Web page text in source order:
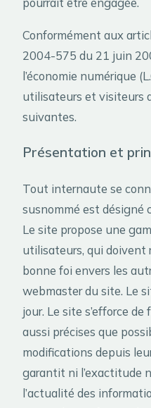
Conformément aux
2004-575 du 21 juin
l’économie numérique
utilisateurs et visiteurs
suivantes.
Présentation et
Tout internaute se
susnommé est désigné
Le site propose une
utilisateurs, qui doivent
bonne foi envers les
webmaster du site. Le
jour. Le site s’efforce
aussi précises que
modifications depuis
garantit ni l’exactitude
l’actualité des